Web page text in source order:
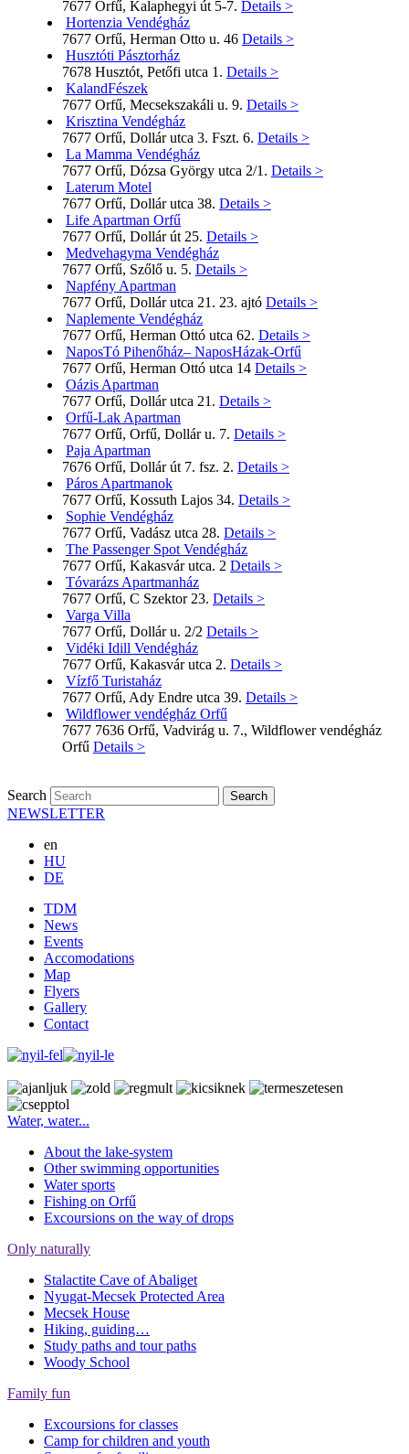
7677 Orfű, Kalaphegyi út 5-7. Details >
Hortenzia Vendégház
7677 Orfű, Herman Otto u. 46 Details >
Husztóti Pásztorház
7678 Husztót, Petőfi utca 1. Details >
KalandFészek
7677 Orfű, Mecsekszakáli u. 9. Details >
Krisztina Vendégház
7677 Orfű, Dollár utca 3. Fszt. 6. Details >
La Mamma Vendégház
7677 Orfű, Dózsa György utca 2/1. Details >
Laterum Motel
7677 Orfű, Dollár utca 38. Details >
Life Apartman Orfű
7677 Orfű, Dollár út 25. Details >
Medvehagyma Vendégház
7677 Orfű, Szőlő u. 5. Details >
Napfény Apartman
7677 Orfű, Dollár utca 21. 23. ajtó Details >
Naplemente Vendégház
7677 Orfű, Herman Ottó utca 62. Details >
NaposTó Pihenőház– NaposHázak-Orfű
7677 Orfű, Herman Ottó utca 14 Details >
Oázis Apartman
7677 Orfű, Dollár utca 21. Details >
Orfű-Lak Apartman
7677 Orfű, Orfű, Dollár u. 7. Details >
Paja Apartman
7676 Orfű, Dollár út 7. fsz. 2. Details >
Páros Apartmanok
7677 Orfű, Kossuth Lajos 34. Details >
Sophie Vendégház
7677 Orfű, Vadász utca 28. Details >
The Passenger Spot Vendégház
7677 Orfű, Kakasvár utca. 2 Details >
Tóvarázs Apartmanház
7677 Orfű, C Szektor 23. Details >
Varga Villa
7677 Orfű, Dollár u. 2/2 Details >
Vidéki Idill Vendégház
7677 Orfű, Kakasvár utca 2. Details >
Vízfő Turistaház
7677 Orfű, Ady Endre utca 39. Details >
Wildflower vendégház Orfű
7677 7636 Orfű, Vadvirág u. 7., Wildflower vendégház
Orfű Details >
Search
NEWSLETTER
en
HU
DE
TDM
News
Events
Accomodations
Map
Flyers
Gallery
Contact
Water, water...
About the lake-system
Other swimming opportunities
Water sports
Fishing on Orfű
Excoursions on the way of drops
Only naturally
Stalactite Cave of Abaliget
Nyugat-Mecsek Protected Area
Mecsek House
Hiking, guiding…
Study paths and tour paths
Woody School
Family fun
Excoursions for classes
Camp for children and youth